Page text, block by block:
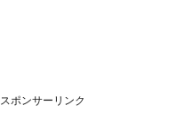
スポンサーリンク